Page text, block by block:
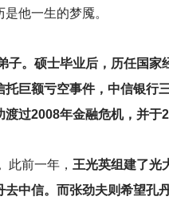
是他一生的梦魇。
。硕士毕业后，历任国家
巨额亏空事件，中信银行
过2008年金融危机，并于
此前一年， 王光英组建了光
中信。而张劲夫则希望孔